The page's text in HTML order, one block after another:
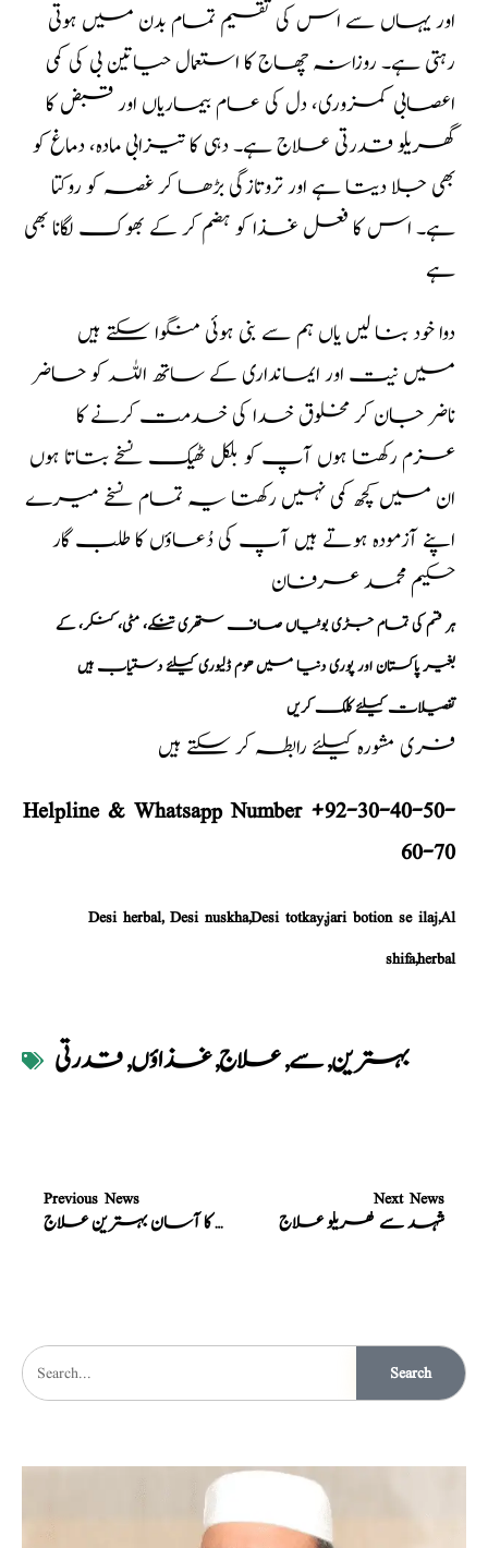
اور یہاں سے اس کی تقسیم تمام بدن میں ہوتی
رہتی ہے۔ روزانہ چھاج کا استعمال حیاتین بی کی کمی
اعصابی کمزوری، دل کی عام بیماریاں اور قبض کا
گھریلو قدرتی علاج ہے۔ دہی کا تیزابی مادہ، دماغ کو
بھی جلا دیتا ہے اور تروتازگیبڑھا کر غصہ کو روکتا
ہے۔ اس کا فعل غذا کو ہضم کر کے بھوک لگانا بھی
ہے
دوا خود بنا لیں یاں ہم سے بنی ہوئی منگوا سکتے ہیں
میں نیت اور ایمانداری کے ساتھ اللہ کو حاضر
ناضر جان کر مخلوق خدا کی خدمت کرنے کا
عزم رکھتا ہوں آپ کو بلکل ٹھیک نسخے بتاتا ہوں
ان میں کچھ کمی نہیں رکھتا یہ تمام نسخے میرے
اپنے آزمودہ ہوتے ہیں آپ کی دُعاؤں کا طلب گار
حکیم محمد عرفان
ہر قسم کی تمام جڑی بوٹیاں صاف ستھری تنکے، مٹی، کنکر، کے
بغیر پاکستان اور پوری دنیا میں ھوم ڈلیوری کیلئے دستیاب ہیں
تفصیلات کیلئے کلک کریں
فری مشورہ کیلئے رابطہ کر سکتے ہیں
Helpline & Whatsapp Number +92-30-40-50-
60-70
Desi herbal, Desi nuskha,Desi totkay,jari botion se ilaj,Al
shifa,herbal
بہترین,سے,علاج,غذاؤں,قدرتی
Previous News
موٹاپے کا آسان بہترین علاج
Next News
شہد سے گھریلو علاج
Search